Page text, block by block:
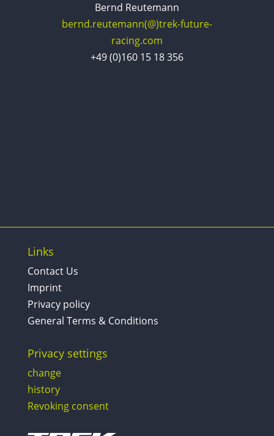
Bernd Reutemann
bernd.reutemann(@)trek-future-
racing.com
+49 (0)160 15 18 356
Links
Contact Us
Imprint
Privacy policy
General Terms & Conditions
Privacy settings
change
history
Revoking consent